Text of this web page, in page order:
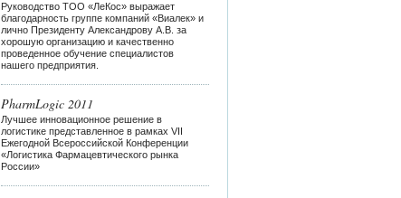
Руководство ТОО «ЛеКос» выражает
благодарность группе компаний «Виалек» и
лично Президенту Александрову А.В. за
хорошую организацию и качественно
проведенное обучение специалистов
нашего предприятия.
PharmLogic 2011
Лучшее инновационное решение в
логистике представленное в рамках VII
Ежегодной Всероссийской Конференции
«Логистика Фармацевтического рынка
России»